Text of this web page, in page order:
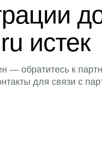
истек
— обратитесь к
для связи с